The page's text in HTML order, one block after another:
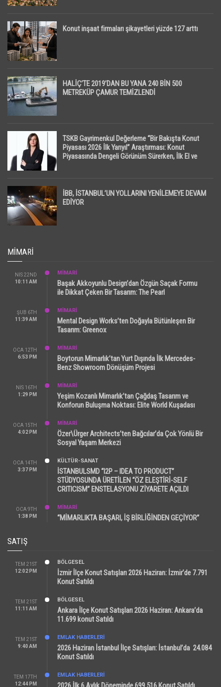
Konut inşaat firmaları şikayetleri yüzde 127 arttı
HALİÇ’TE 2019’DAN BU YANA 240 BİN 500
METREKÜP ÇAMUR TEMİZLENDİ
TSKB Gayrimenkul Değerleme “Bir Bakışta Konut
Piyasası 2026 İlk Yarıyıl” Araştırması: Konut
Piyasasında Dengeli Görünüm Sürerken, İlk El ve
İBB, İSTANBUL’UN YOLLARINI YENİLEMEYE DEVAM
EDİYOR
MIMARI
NIS 22ND
10:11 AM
MİMARİ
Başak Akkoyunlu Design’dan Özgün Saçak Formu
ile Dikkat Çeken Bir Tasarım: The Pearl
ŞUB 6TH
11:39 AM
MİMARİ
Mental Design Works’ten Doğayla Bütünleşen Bir
Tasarım: Greenox
OCA 12TH
6:53 PM
MİMARİ
Boytorun Mimarlık’tan Yurt Dışında İlk Mercedes-
Benz Showroom Dönüşüm Projesi
NIS 16TH
1:29 PM
MİMARİ
Yeşim Kozanlı Mimarlık’tan Çağdaş Tasarım ve
Konforun Buluşma Noktası: Elite World Kuşadası
OCA 15TH
4:02 PM
MİMARİ
Özer\Ürger Architects’ten Bağcılar’da Çok Yönlü Bir
Sosyal Yaşam Merkezi
OCA 14TH
3:37 PM
KÜLTÜR-SANAT
İSTANBULSMD “I2P – IDEA TO PRODUCT”
STÜDYOSUNDA ÜRETİLEN “ÖZ ELEŞTİRİ-SELF
CRITICISM” ENSTELASYONU ZİYARETE AÇILDI
OCA 9TH
1:38 PM
MİMARİ
“MİMARLIKTA BAŞARI, İŞ BİRLİĞİNDEN GEÇİYOR”
SATIŞ
TEM 21ST
12:02 PM
BÖLGESEL
İzmir İlçe Konut Satışları 2026 Haziran: İzmir’de 7.791
Konut Satıldı
TEM 21ST
11:11 AM
BÖLGESEL
Ankara İlçe Konut Satışları 2026 Haziran: Ankara’da
11.699 konut Satıldı
TEM 21ST
9:40 AM
EMLAK HABERLERI
2026 Haziran İstanbul İlçe Satışları: İstanbul’da 24.084
Konut Satıldı
TEM 17TH
12:44 PM
EMLAK HABERLERI